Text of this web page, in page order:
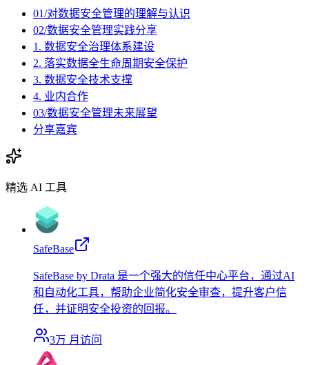
01/对数据安全管理的理解与认识
02/数据安全管理实践分享
1. 数据安全治理体系建设
2. 落实数据全生命周期安全保护
3. 数据安全技术支撑
4. 业内合作
03/数据安全管理未来展望
分享嘉宾
精选 AI 工具
SafeBase
SafeBase by Drata 是一个强大的信任中心平台，通过AI
和自动化工具，帮助企业简化安全审查，提升客户信
任，并证明安全投资的回报。
3万 月访问